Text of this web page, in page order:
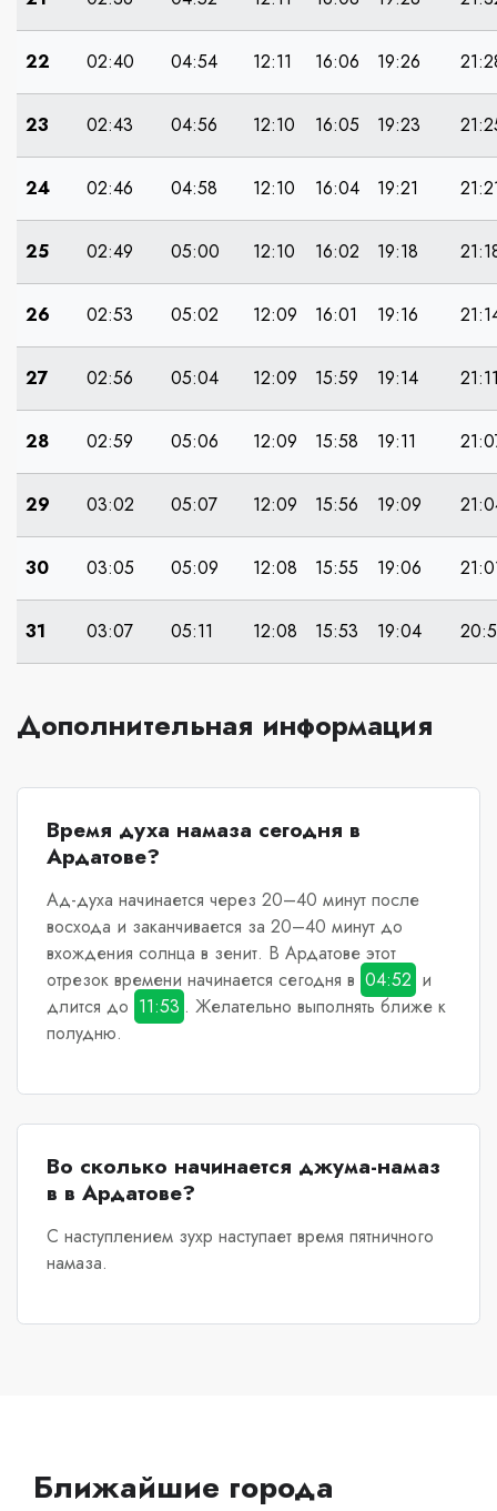
22 02:40 04:54 12:11 16:06 19:26
23 02:43 04:56 12:10 16:05 19:23
24 02:46 04:58 12:10 16:04 19:21
25 02:49 05:00 12:10 16:02 19:18
26 02:53 05:02 12:09 16:01 19:16
27 02:56 05:04 12:09 15:59 19:14
28 02:59 05:06 12:09 15:58 19:11
29 03:02 05:07 12:09 15:56 19:09
30 03:05 05:09 12:08 15:55 19:06
31 03:07 05:11 12:08 15:53 19:04
Дополнительная информация
Время духа намаза сегодня в
Ардатове?
Ад-духа начинается через 20–40 минут после
восхода и заканчивается за 20–40 минут до
вхождения солнца в зенит. В Ардатовеэтот
отрезок времени начинается сегодня в 04:52 и
длится до 11:53 . Желательно выполнять ближе к
полудню.
Во сколько начинается джума-намаз
в в Ардатове?
С наступлением зухр наступает время пятничного
намаза.
Ближайшие города